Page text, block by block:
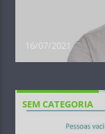
16/07/2021
SEM CATEGORIA